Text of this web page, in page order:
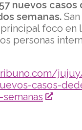
nuevos casos
semanas.
foco en
personas
casos-